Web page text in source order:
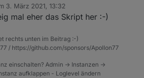
der Zeitpunkt, als ich das Script
und ins Bett bin. Irgendwie seltsam.
3. März 2021, 13:32
von
mal eher das Skript her :-)
rechts unten im Beitrag :-)
/ https://github.com/sponsors/Apollon77
einschalten? Admin -> Instanzen ->
aufklappen - Loglevel ändern